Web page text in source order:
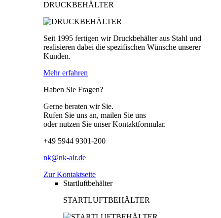
DRUCKBEHÄLTER
Seit 1995 fertigen wir Druckbehälter aus Stahl und
realisieren dabei die spezifischen Wünsche unserer
Kunden.
Mehr erfahren
Haben Sie Fragen?
Gerne beraten wir Sie.
Rufen Sie uns an, mailen Sie uns
oder nutzen Sie unser Kontaktformular.
+49 5944 9301-200
nk@nk-air.de
Zur Kontaktseite
Startluftbehälter
STARTLUFTBEHÄLTER